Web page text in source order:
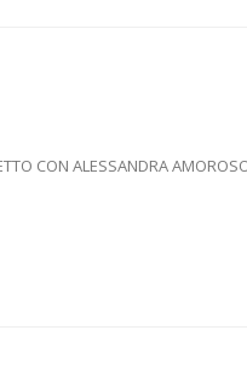
CON ALESSANDRA